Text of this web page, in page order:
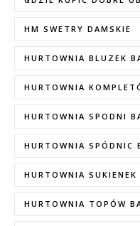
HM SWETRY DAMSKIE
HURTOWNIA BLUZEK
HURTOWNIA
HURTOWNIA SPODNI
HURTOWNIA SPÓDNIC
HURTOWNIA SUKIENEK
HURTOWNIA TOPÓW